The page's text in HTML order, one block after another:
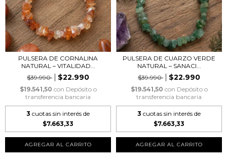
PULSERA DE CORNALINA
NATURAL – VITALIDAD...
$39.990
$22.990
$19.541,50 con Depósito o
transferencia bancaria
3 cuotas sin interés de
$7.663,33
PULSERA DE CUARZO VERDE
NATURAL – SANACI...
$39.990
$22.990
$19.541,50 con Depósito o
transferencia bancaria
3 cuotas sin interés de
$7.663,33